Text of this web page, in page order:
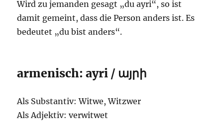
Wird zu jemanden gesagt „du ayri“, so ist
damit gemeint, dass die Person anders ist. Es
bedeutet „du bist anders“.
armenisch: ayri / այրի
Als Substantiv: Witwe, Witzwer
Als Adjektiv: verwitwet